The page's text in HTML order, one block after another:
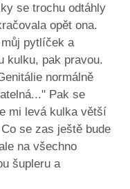
se trochu odtáhly
opět ona.
pytlíček a
kulku, pak pravou.
normálně
Pak se
mi levá kulka větší
se zas ještě bude
na všechno
šupleru a